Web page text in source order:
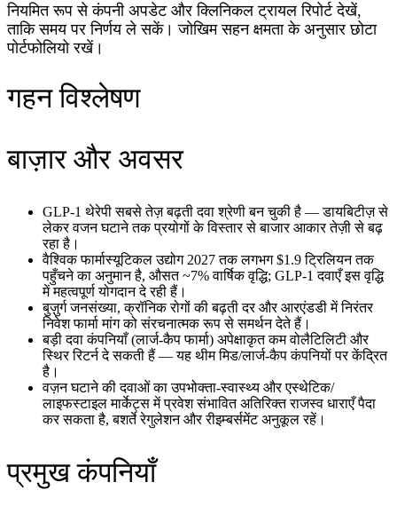
नियमित रूप से कंपनी अपडेट और क्लिनिकल ट्रायल रिपोर्ट देखें,
ताकि समय पर निर्णय ले सकें। जोखिम सहन क्षमता के अनुसार छोटा
पोर्टफोलियो रखें।
गहन विश्लेषण
बाज़ार और अवसर
GLP-1 थेरेपी सबसे तेज़ बढ़ती दवा श्रेणी बन चुकी है — डायबिटीज़ से
लेकर वजन घटाने तक प्रयोगों के विस्तार से बाजार आकार तेज़ी से बढ़
रहा है।
वैश्विक फार्मास्यूटिकल उद्योग 2027 तक लगभग $1.9 ट्रिलियन तक
पहुँचने का अनुमान है, औसत ~7% वार्षिक वृद्धि; GLP-1 दवाएँ इस वृद्धि
में महत्वपूर्ण योगदान दे रही हैं।
बुज़ुर्ग जनसंख्या, क्रॉनिक रोगों की बढ़ती दर और आरएंडडी में निरंतर
निवेश फार्मा मांग को संरचनात्मक रूप से समर्थन देते हैं।
बड़ी दवा कंपनियाँ (लार्ज-कैप फार्मा) अपेक्षाकृत कम वोलैटिलिटी और
स्थिर रिटर्न दे सकती हैं — यह थीम मिड/लार्ज-कैप कंपनियों पर केंद्रित
है।
वज़न घटाने की दवाओं का उपभोक्ता-स्वास्थ्य और एस्थेटिक/
लाइफस्टाइल मार्केट्स में प्रवेश संभावित अतिरिक्त राजस्व धाराएँ पैदा
कर सकता है, बशर्ते रेगुलेशन और रीइम्बर्समेंट अनुकूल रहें।
प्रमुख कंपनियाँ